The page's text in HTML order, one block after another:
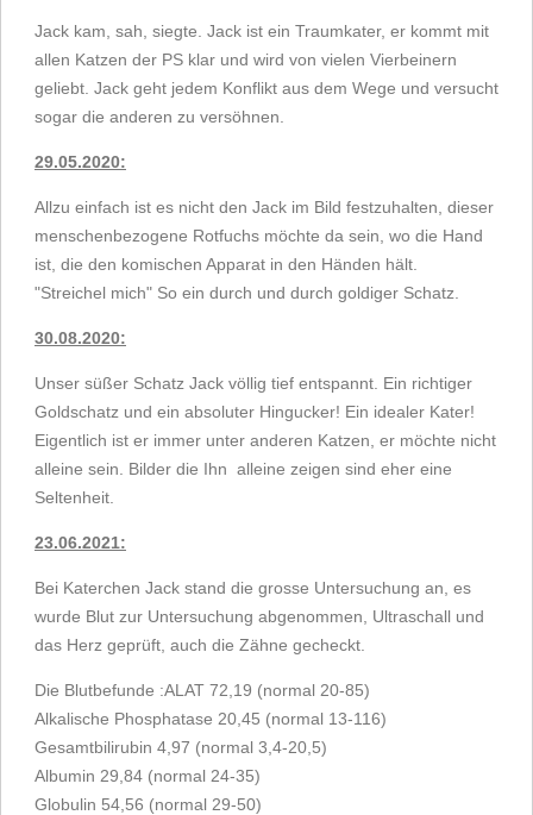
Jack kam, sah, siegte. Jack ist ein Traumkater, er kommt mit
allen Katzen der PS klar und wird von vielen Vierbeinern
geliebt. Jack geht jedem Konflikt aus dem Wege und versucht
sogar die anderen zu versöhnen.
29.05.2020:
Allzu einfach ist es nicht den Jack im Bild festzuhalten, dieser
menschenbezogene Rotfuchs möchte da sein, wo die Hand
ist, die den komischen Apparat in den Händen hält.
"Streichel mich" So ein durch und durch goldiger Schatz.
30.08.2020:
Unser süßer Schatz Jack völlig tief entspannt. Ein richtiger
Goldschatz und ein absoluter Hingucker! Ein idealer Kater!
Eigentlich ist er immer unter anderen Katzen, er möchte nicht
alleine sein. Bilder die Ihn alleine zeigen sind eher eine
Seltenheit.
23.06.2021:
Bei Katerchen Jack stand die grosse Untersuchung an, es
wurde Blut zur Untersuchung abgenommen, Ultraschall und
das Herz geprüft, auch die Zähne gecheckt.
Die Blutbefunde :ALAT 72,19 (normal 20-85)
Alkalische Phosphatase 20,45 (normal 13-116)
Gesamtbilirubin 4,97 (normal 3,4-20,5)
Albumin 29,84 (normal 24-35)
Globulin 54,56 (normal 29-50)